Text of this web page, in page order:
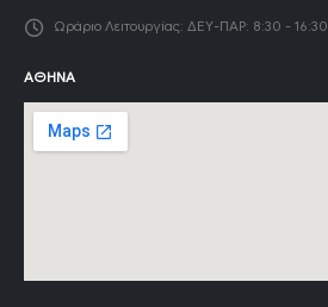
Ωράριο Λειτουργίας: ΔΕΥ-ΠΑΡ: 8:30 - 16:30
ΑΘΉΝΑ